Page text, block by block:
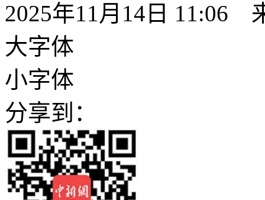
2025年11月14日 11:06
大字体
小字体
分享到：